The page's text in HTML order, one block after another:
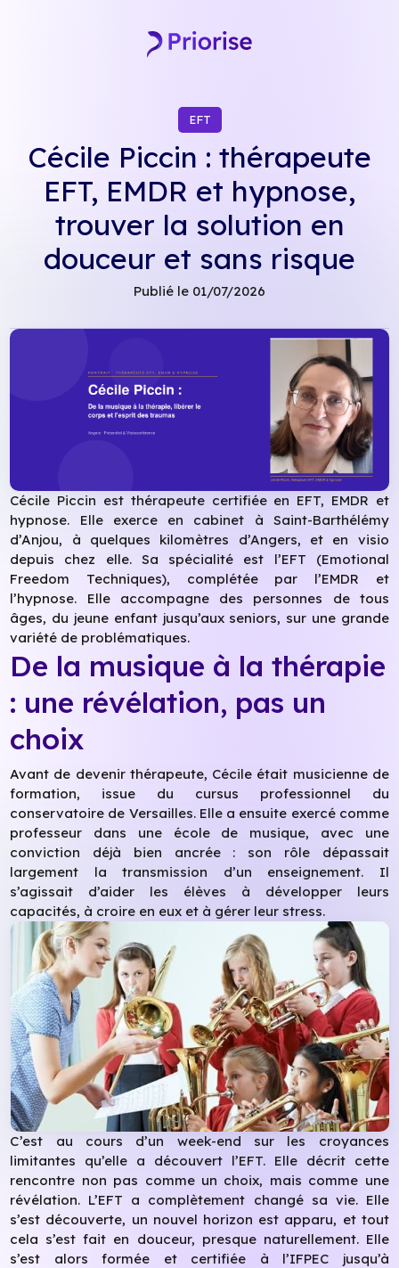
EFT
Cécile Piccin : thérapeute
EFT, EMDR et hypnose,
trouver la solution en
douceur et sans risque
Publié le 01/07/2026
Cécile Piccin est thérapeute certifiée en EFT, EMDR et
hypnose. Elle exerce en cabinet à Saint-Barthélémy
d’Anjou, à quelques kilomètres d’Angers, et en visio
depuis chez elle. Sa spécialité est l’EFT (Emotional
Freedom Techniques), complétée par l’EMDR et
l’hypnose. Elle accompagne des personnes de tous
âges, du jeune enfant jusqu’aux seniors, sur une grande
variété de problématiques.
De la musique à la thérapie
: une révélation, pas un
choix
Avant de devenir thérapeute, Cécile était musicienne de
formation, issue du cursus professionnel du
conservatoire de Versailles. Elle a ensuite exercé comme
professeur dans une école de musique, avec une
conviction déjà bien ancrée : son rôle dépassait
largement la transmission d’un enseignement. Il
s’agissait d’aider les élèves à développer leurs
capacités, à croire en eux et à gérer leur stress.
C’est au cours d’un week-end sur les croyances
limitantes qu’elle a découvert l’EFT. Elle décrit cette
rencontre non pas comme un choix, mais comme une
révélation. L’EFT a complètement changé sa vie. Elle
s’est découverte, un nouvel horizon est apparu, et tout
cela s’est fait en douceur, presque naturellement. Elle
s’est alors formée et certifiée à l’IFPEC jusqu’à